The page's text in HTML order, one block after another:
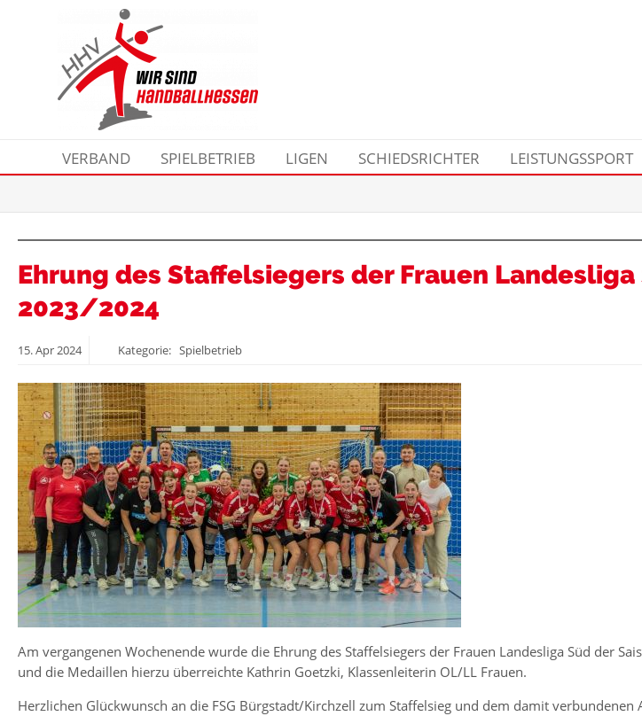
VERBAND SPIELBETRIEB LIGEN SCHIEDSRICHTER LEISTUNGSSPORT
Ehrung des Staffelsiegers der Frauen Landesliga
2023/2024
15.Apr2024 Kategorie: Spielbetrieb
Am vergangenen Wochenende wurde die Ehrung des Staffelsiegers der Frauen Landesliga Süd der
und die Medaillen hierzu überreichte Kathrin Goetzki, Klassenleiterin OL/LL Frauen.
Herzlichen Glückwunsch an die FSG Bürgstadt/Kirchzell zum Staffelsieg und dem damit verbundenen